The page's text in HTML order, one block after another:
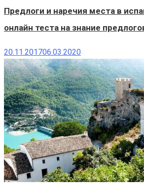
Предлоги и наречия места в
онлайн теста на знание
20.11.201706.03.2020